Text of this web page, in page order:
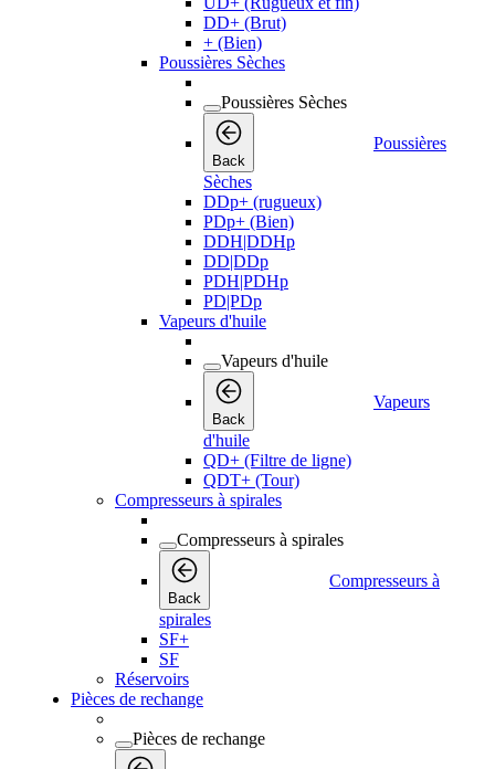
DD+ (Brut)
+ (Bien)
Poussières Sèches
Poussières Sèches
Back
Poussières
Sèches
DDp+ (rugueux)
PDp+ (Bien)
DDH|DDHp
DD|DDp
PDH|PDHp
PD|PDp
Vapeurs d'huile
Vapeurs d'huile
Back
Vapeurs
d'huile
QD+ (Filtre de ligne)
QDT+ (Tour)
Compresseurs à spirales
Compresseurs à spirales
Back
Compresseurs à
spirales
SF+
SF
Réservoirs
Pièces de rechange
Pièces de rechange